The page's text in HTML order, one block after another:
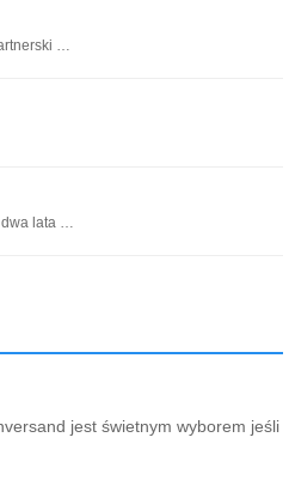
…
dwa lata …
jest świetnym wyborem jeśli